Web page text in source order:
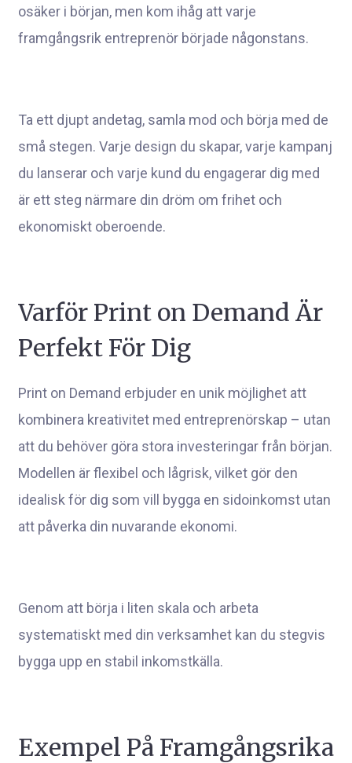
osäker i början, men kom ihåg att varje
framgångsrik entreprenör började någonstans.
Ta ett djupt andetag, samla mod och börja med de
små stegen. Varje design du skapar, varje kampanj
du lanserar och varje kund du engagerar dig med
är ett steg närmare din dröm om frihet och
ekonomiskt oberoende.
Varför Print on Demand Är
Perfekt För Dig
Print on Demand erbjuder en unik möjlighet att
kombinera kreativitet med entreprenörskap – utan
att du behöver göra stora investeringar från början.
Modellen är flexibel och lågrisk, vilket gör den
idealisk för dig som vill bygga en sidoinkomst utan
att påverka din nuvarande ekonomi.
Genom att börja i liten skala och arbeta
systematiskt med din verksamhet kan du stegvis
bygga upp en stabil inkomstkälla.
Exempel På Framgångsrika